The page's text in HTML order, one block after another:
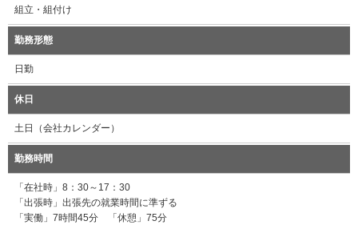
組立・組付け
勤務形態
日勤
休日
土日（会社カレンダー）
勤務時間
「在社時」8：30～17：30
「出張時」出張先の就業時間に準ずる
「実働」7時間45分 「休憩」75分